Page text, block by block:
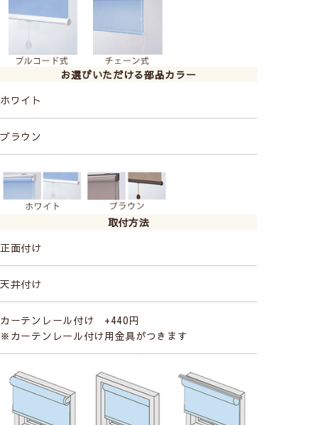
Lotta Ahnstromによって設立されたスウェーデ
ン発のデザインブランド。ミッドセンチュリーの
お選びいただける部品カラー
ホワイト
ブラウン
取付方法
正面付け
天井付け
カーテンレール付け +440円
※カーテンレール付け用金具がつきます